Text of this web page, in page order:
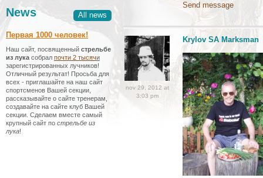
All news
News
Первая 1000 человек!
Наш сайт, посвященный стрельбе
из лука собрал почти 2 тысячи
зарегистрированных лучников!
Отличный результат! Просьба для
всех - приглашайте на наш сайт
спортсменов Вашей секции,
рассказывайте о сайте тренерам,
создавайте на сайте клуб Вашей
секции. Сделаем вместе самый
крупный сайт по стрельбе из
лука!
Send message
nov 29, 2012 at
3:03 pm
Krylov SA Marksman